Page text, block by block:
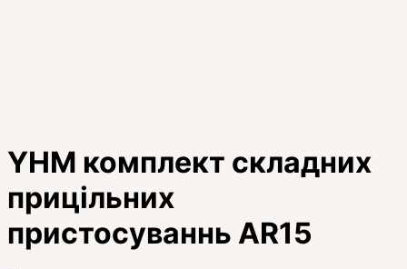
YHM комплект складних
прицільних
пристосуваннь AR15